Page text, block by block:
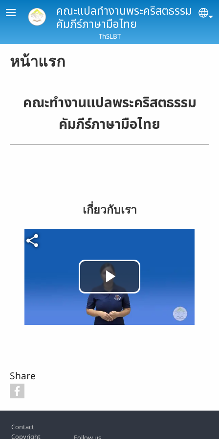
Skip to main contentคณะแปลทำงานพระคริสตธรรม
คัมภีร์ภาษามือไทย
ThSLBT
หน้าแรก
คณะทำงานแปลพระคริสตธรรม
คัมภีร์ภาษามือไทย
Video file
Play
Video
เกี่ยวกับเรา
Share
Contact
Copyright